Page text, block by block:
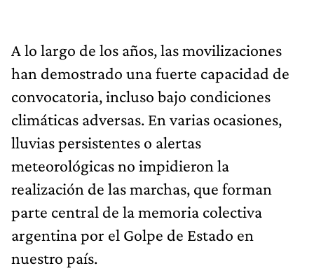
A lo largo de los años, las movilizaciones
han demostrado una fuerte capacidad de
convocatoria, incluso bajo condiciones
climáticas adversas. En varias ocasiones,
lluvias persistentes o alertas
meteorológicas no impidieron la
realización de las marchas, que forman
parte central de la memoria colectiva
argentina por el Golpe de Estado en
nuestro país.